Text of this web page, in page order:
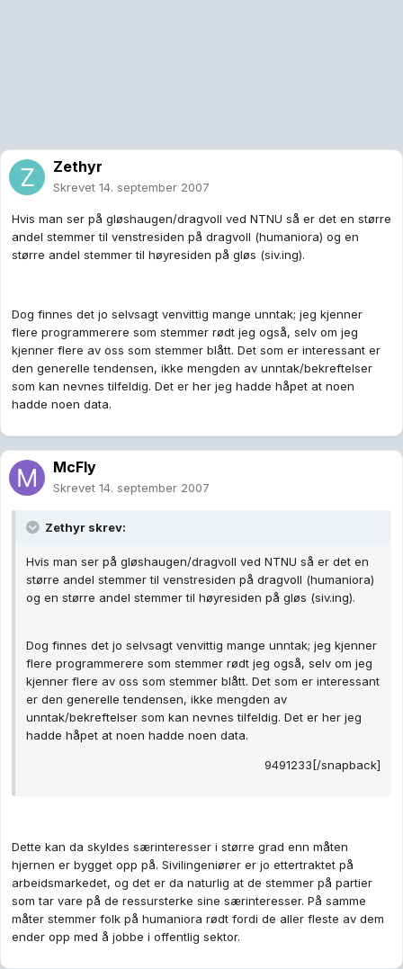
Zethyr
Skrevet 14. september 2007
Hvis man ser på gløshaugen/dragvoll ved NTNU så er det en større
andel stemmer til venstresiden på dragvoll (humaniora) og en
større andel stemmer til høyresiden på gløs (siv.ing).
Dog finnes det jo selvsagt venvittig mange unntak; jeg kjenner
flere programmerere som stemmer rødt jeg også, selv om jeg
kjenner flere av oss som stemmer blått. Det som er interessant er
den generelle tendensen, ikke mengden av unntak/bekreftelser
som kan nevnes tilfeldig. Det er her jeg hadde håpet at noen
hadde noen data.
McFly
Skrevet 14. september 2007
Zethyr skrev:
Hvis man ser på gløshaugen/dragvoll ved NTNU så er det en
større andel stemmer til venstresiden på dragvoll (humaniora)
og en større andel stemmer til høyresiden på gløs (siv.ing).
Dog finnes det jo selvsagt venvittig mange unntak; jeg kjenner
flere programmerere som stemmer rødt jeg også, selv om jeg
kjenner flere av oss som stemmer blått. Det som er interessant
er den generelle tendensen, ikke mengden av
unntak/bekreftelser som kan nevnes tilfeldig. Det er her jeg
hadde håpet at noen hadde noen data.
9491233[/snapback]
Dette kan da skyldes særinteresser i større grad enn måten
hjernen er bygget opp på. Sivilingeniører er jo ettertraktet på
arbeidsmarkedet, og det er da naturlig at de stemmer på partier
som tar vare på de ressursterke sine særinteresser. På samme
måter stemmer folk på humaniora rødt fordi de aller fleste av dem
ender opp med å jobbe i offentlig sektor.